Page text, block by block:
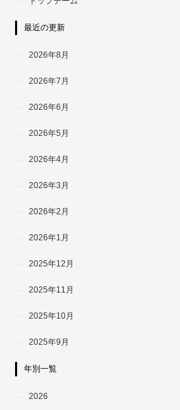
最近の更新
2026年8月
2026年7月
2026年6月
2026年5月
2026年4月
2026年3月
2026年2月
2026年1月
2025年12月
2025年11月
2025年10月
2025年9月
年別一覧
2026